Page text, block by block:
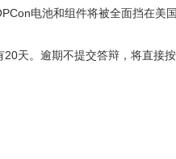
电池和组件将被全面挡在美国
天。逾期不提交答辩，将直接按